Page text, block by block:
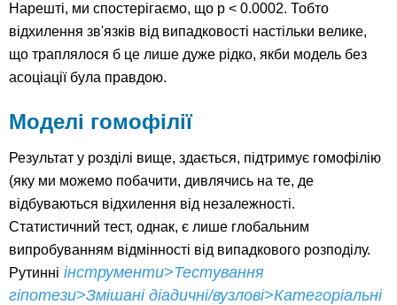
Нарешті, ми спостерігаємо, що p < 0.0002. Тобто
відхилення зв'язків від випадковості настільки велике,
що траплялося б це лише дуже рідко, якби модель без
асоціації була правдою.
Моделі гомофілії
Результат у розділі вище, здається, підтримує гомофілію
(яку ми можемо побачити, дивлячись на те, де
відбуваються відхилення від незалежності.
Статистичний тест, однак, є лише глобальним
випробуванням відмінності від випадкового розподілу.
Рутинні інструменти>Тестування
гіпотези>Змішані діадичні/вузлові>Категоріальні